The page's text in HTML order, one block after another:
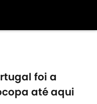
foi a
até aqui